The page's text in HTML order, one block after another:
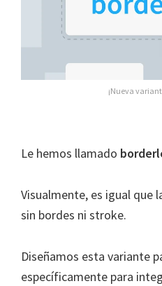
¡Nueva
Le hemos llamado
Visualmente, es igual que
sin bordes ni stroke.
Diseñamos esta variante
específicamente para